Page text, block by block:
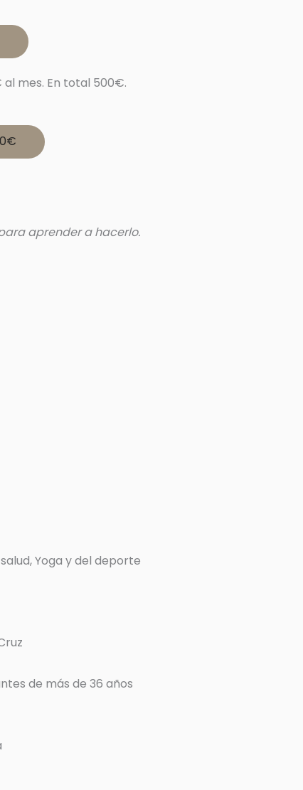
al mes. En total 500€.
aprender a hacerlo.
Yoga y del deporte
de más de 36 años